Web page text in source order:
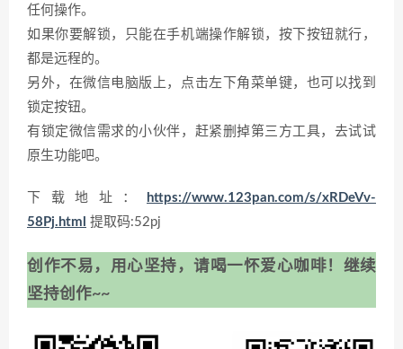
任何操作。
如果你要解锁，只能在手机端操作解锁，按下按钮就行，
都是远程的。
另外，在微信电脑版上，点击左下角菜单键，也可以找到
锁定按钮。
有锁定微信需求的小伙伴，赶紧删掉第三方工具，去试试
原生功能吧。
下载地址：
https://www.123pan.com/s/xRDeVv-
58Pj.html 提取码:52pj
创作不易，用心坚持，请喝一怀爱心咖啡！继续
坚持创作~~